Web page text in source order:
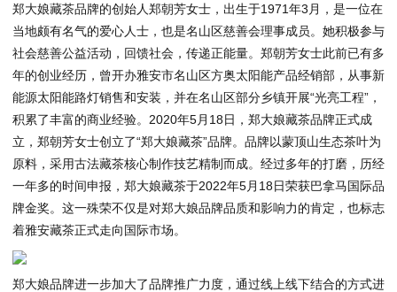
郑大娘藏茶品牌的创始人郑朝芳女士，出生于1971年3月，是一位在
当地颇有名气的爱心人士，也是名山区慈善会理事成员。她积极参与
社会慈善公益活动，回馈社会，传递正能量。郑朝芳女士此前已有多
年的创业经历，曾开办雅安市名山区方奥太阳能产品经销部，从事新
能源太阳能路灯销售和安装，并在名山区部分乡镇开展“光亮工程”，
积累了丰富的商业经验。2020年5月18日，郑大娘藏茶品牌正式成
立，郑朝芳女士创立了“郑大娘藏茶”品牌。品牌以蒙顶山生态茶叶为
原料，采用古法藏茶核心制作技艺精制而成。经过多年的打磨，历经
一年多的时间申报，郑大娘藏茶于2022年5月18日荣获巴拿马国际品
牌金奖。这一殊荣不仅是对郑大娘品牌品质和影响力的肯定，也标志
着雅安藏茶正式走向国际市场。
郑大娘品牌进一步加大了品牌推广力度，通过线上线下结合的方式进